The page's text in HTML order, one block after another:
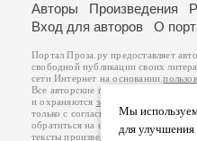
Мы
для улучшения
Авторы Произведения
Вход для авторов
О
Портал Проза.ру предоставляет
свободной публикации своих
сети Интернет на основании
Все авторские права на
и охраняются законом
.
только с согласия его автора, к
обратиться на его авторской
тексты произведений авторы несут